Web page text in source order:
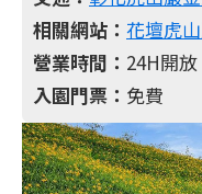
相關網站： 花壇虎
營業時間： 24H開放
入園門票： 免費